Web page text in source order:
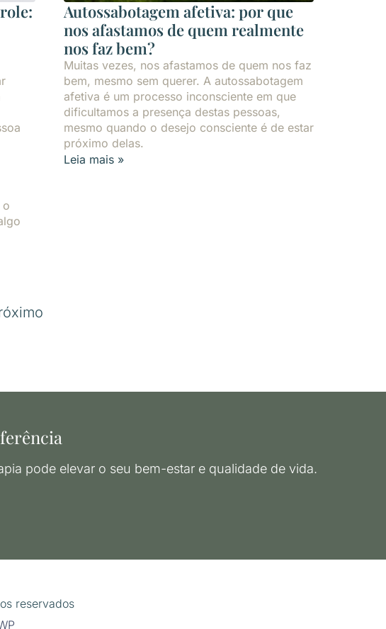
o
Autossabotagem afetiva: por que
nos afastamos de quem realmente
nos faz bem?
Muitas vezes, nos afastamos de quem nos faz
bem, mesmo sem querer. A autossabotagem
afetiva é um processo inconsciente em que
dificultamos a presença destas pessoas,
mesmo quando o desejo consciente é de estar
próximo delas.
Leia mais »
pode elevar o seu bem-estar e qualidade de vida.
reservados